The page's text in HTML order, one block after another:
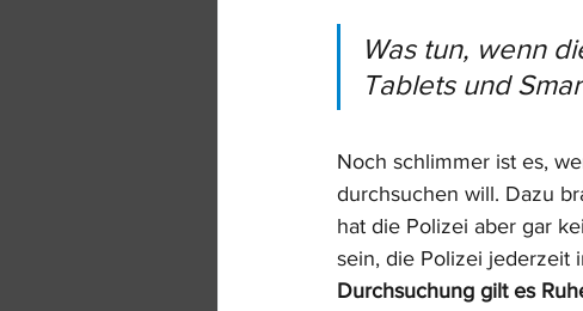
Was tun, wenn
Tablets und
Noch schlimmer ist es,
durchsuchen will. Dazu
hat die Polizei aber gar
sein, die Polizei jederzeit
Durchsuchung gilt es